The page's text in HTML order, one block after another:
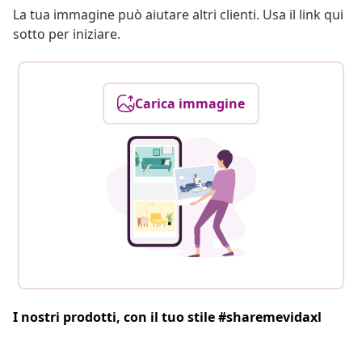
La tua immagine può aiutare altri clienti. Usa il link qui
sotto per iniziare.
Carica immagine
I nostri prodotti, con il tuo stile #sharemevidaxl